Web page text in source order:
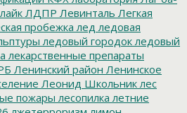
лайк ЛДПР Левинталь Легкая
пробежка лед ледовая
ледовый городок ледовый
лекарственные препараты
Ленинский район Ленинское
Леонид Школьник лес
пожары лесопилка летние